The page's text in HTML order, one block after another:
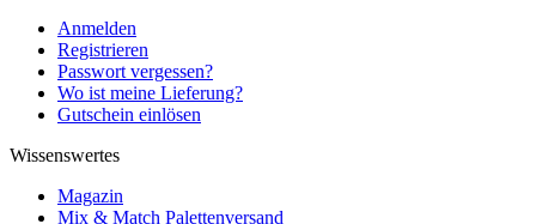
Anmelden
Registrieren
Passwort vergessen?
Wo ist meine Lieferung?
Gutschein einlösen
Wissenswertes
Magazin
Mix & Match Palettenversand